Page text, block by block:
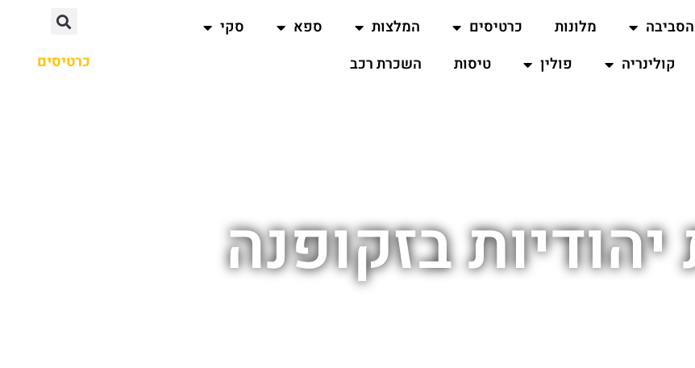
מלונות כרטיסים המלצות ספא
סקי
קולינריה
פולין טיסות השכרת רכב כרטיסים
בזקופנה